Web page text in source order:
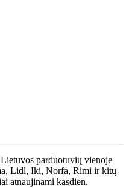
parduotuvių vienoje
Lidl, Iki, Norfa, Rimi ir kitų
atnaujinami kasdien.